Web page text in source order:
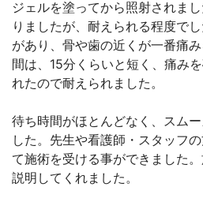
ジェルを塗ってから照射されま
りましたが、耐えられる程度で
があり、骨や歯の近くが一番痛
間は、15分くらいと短く、痛み
れたので耐えられました。
待ち時間がほとんどなく、スム
した。先生や看護師・スタッフ
て施術を受ける事ができました
説明してくれました。